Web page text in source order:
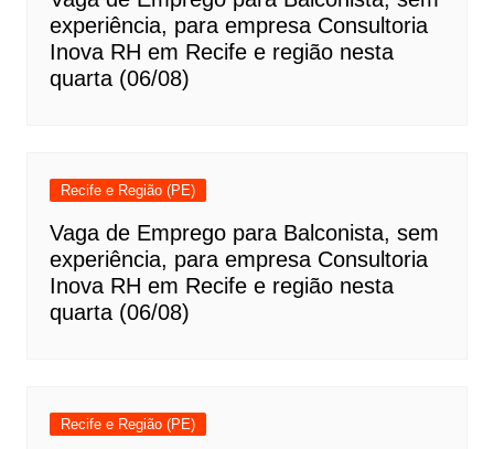
experiência, para empresa Consultoria
Inova RH em Recife e região nesta
quarta (06/08)
Recife e Região (PE)
Vaga de Emprego para Balconista, sem
experiência, para empresa Consultoria
Inova RH em Recife e região nesta
quarta (06/08)
Recife e Região (PE)